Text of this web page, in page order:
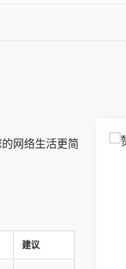
网络生活更简
建议